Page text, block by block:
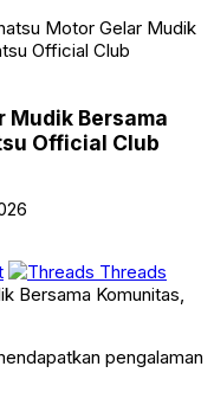
Motor Gelar Mudik
Official Club
Mudik Bersama
Official Club
Threads
pengalaman